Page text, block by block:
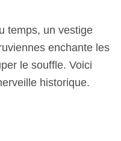
temps, un vestige
enchante les
le souffle. Voici
historique.